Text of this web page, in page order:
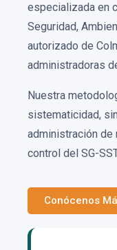
especializada en
Seguridad,
autorizado de
administradoras
Nuestra
sistematicidad,
administración de
control del SG-
Conócenos